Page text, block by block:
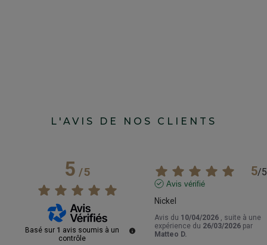
L'AVIS DE NOS CLIENTS
5/5
Basé sur 1 avis soumis à un
contrôle
5/5
Avis vérifié
Nickel
Avis du 10/04/2026
, suite à une
expérience du 26/03/2026 par
Matteo D.